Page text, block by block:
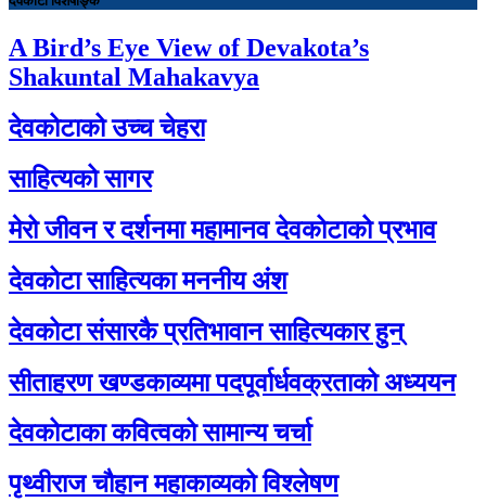
A Bird’s Eye View of Devakota’s
Shakuntal Mahakavya
देवकोटाको उच्च चेहरा
साहित्यको सागर
मेरो जीवन र दर्शनमा महामानव देवकोटाको प्रभाव
देवकोटा साहित्यका मननीय अंश
देवकोटा संसारकै प्रतिभावान साहित्यकार हुन्
सीताहरण खण्डकाव्यमा पदपूर्वार्धवक्रताको अध्ययन
देवकोटाका कवित्वको सामान्य चर्चा
पृथ्वीराज चौहान महाकाव्यको विश्लेषण